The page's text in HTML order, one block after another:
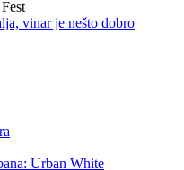
vinar je nešto dobro
Urban White